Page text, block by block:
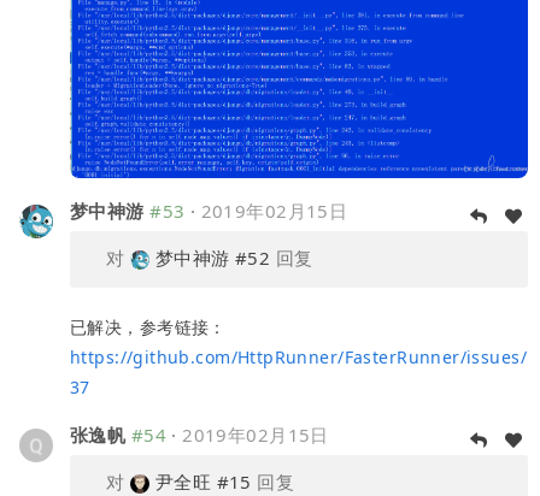
梦中神游 #53 · 2019年02月15日
对
梦中神游 #52 回复
已解决，参考链接：
https://github.com/HttpRunner/FasterRunner/issues/
37
张逸帆 #54·2019年02月15日
对
尹全旺 #15 回复